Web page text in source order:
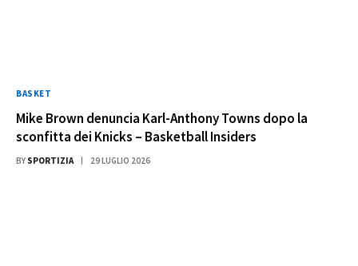
BASKET
Mike Brown denuncia Karl-Anthony Towns dopo la
sconfitta dei Knicks – Basketball Insiders
BY SPORTIZIA 29 LUGLIO 2026